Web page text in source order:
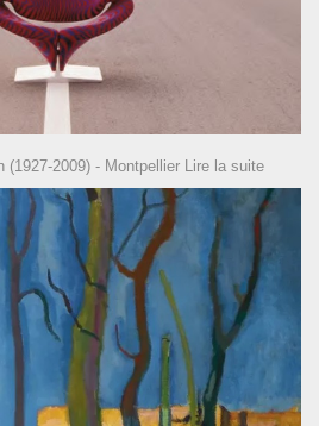
(1927-2009) - Montpellier Lire la suite